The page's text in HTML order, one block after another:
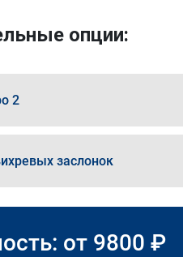
опции:
2
заслонок
от 9800 ₽